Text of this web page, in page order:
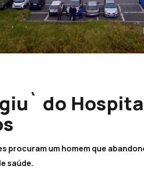
do
procuram um homem que
saúde.